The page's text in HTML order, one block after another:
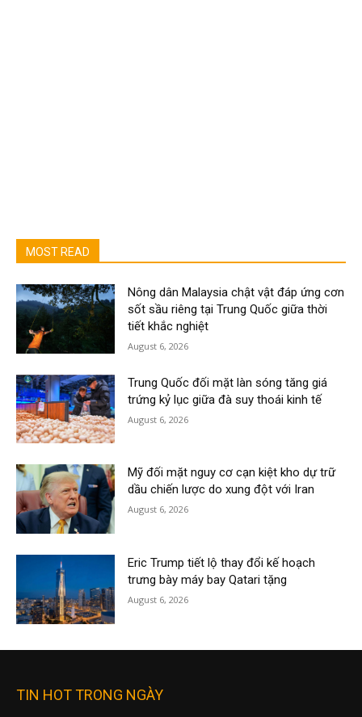
MOST READ
Nông dân Malaysia chật vật đáp ứng cơn
sốt sầu riêng tại Trung Quốc giữa thời
tiết khắc nghiệt
August 6, 2026
Trung Quốc đối mặt làn sóng tăng giá
trứng kỷ lục giữa đà suy thoái kinh tế
August 6, 2026
Mỹ đối mặt nguy cơ cạn kiệt kho dự trữ
dầu chiến lược do xung đột với Iran
August 6, 2026
Eric Trump tiết lộ thay đổi kế hoạch
trưng bày máy bay Qatari tặng
August 6, 2026
TIN HOT TRONG NGÀY